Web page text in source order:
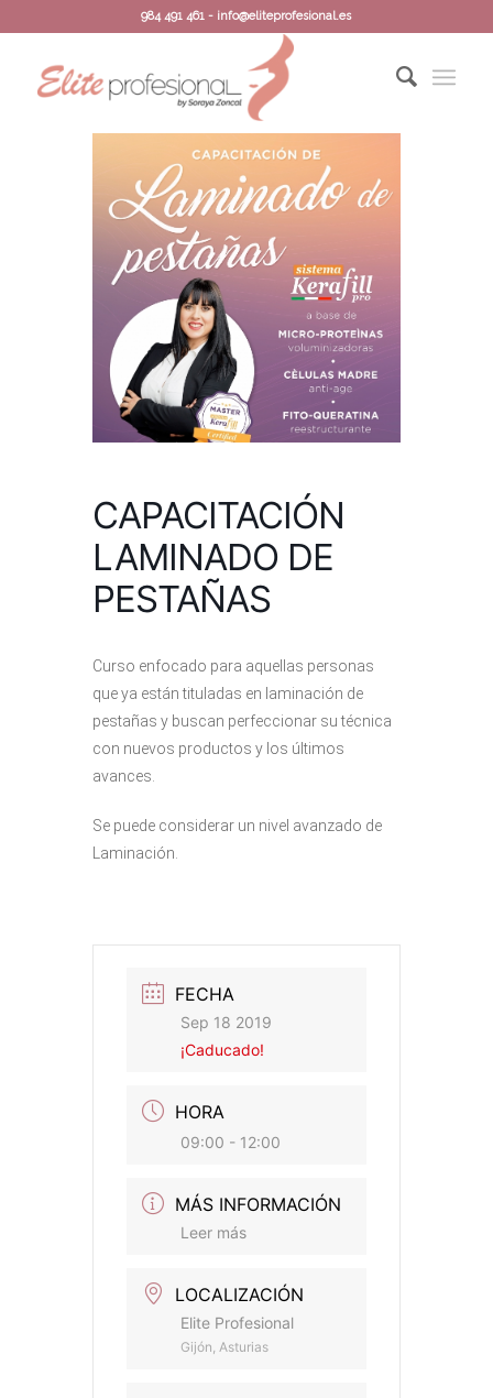
984 491 461 - info@eliteprofesional.es
CAPACITACIÓN
LAMINADO DE
PESTAÑAS
Curso enfocado para aquellas personas
que ya están tituladas en laminación de
pestañas y buscan perfeccionar su técnica
con nuevos productos y los últimos
avances.
Se puede considerar un nivel avanzado de
Laminación.
FECHA
Sep 18 2019
¡Caducado!
HORA
09:00 - 12:00
MÁS INFORMACIÓN
Leer más
LOCALIZACIÓN
Elite Profesional
Gijón, Asturias